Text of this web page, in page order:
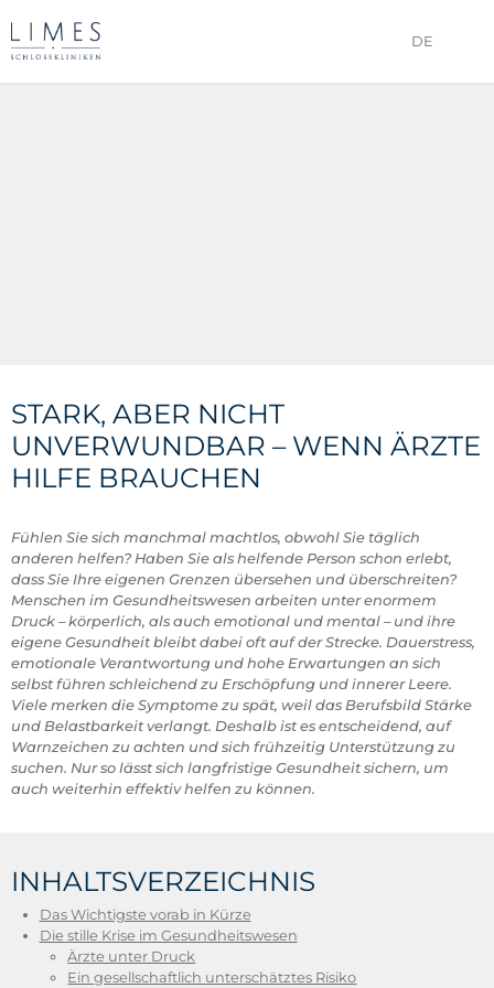
DE
STARK, ABER NICHT
UNVERWUNDBAR – WENN ÄRZTE
HILFE BRAUCHEN
Fühlen Sie sich manchmal machtlos, obwohl Sie täglich
anderen helfen? Haben Sie als helfende Person schon erlebt,
dass Sie Ihre eigenen Grenzen übersehen und überschreiten?
Menschen im Gesundheitswesen arbeiten unter enormem
Druck – körperlich, als auch emotional und mental – und ihre
eigene Gesundheit bleibt dabei oft auf der Strecke. Dauerstress,
emotionale Verantwortung und hohe Erwartungen an sich
selbst führen schleichend zu Erschöpfung und innerer Leere.
Viele merken die Symptome zu spät, weil das Berufsbild Stärke
und Belastbarkeit verlangt. Deshalb ist es entscheidend, auf
Warnzeichen zu achten und sich frühzeitig Unterstützung zu
suchen. Nur so lässt sich langfristige Gesundheit sichern, um
auch weiterhin effektiv helfen zu können.
INHALTSVERZEICHNIS
Das Wichtigste vorab in Kürze
Die stille Krise im Gesundheitswesen
Ärzte unter Druck
Ein gesellschaftlich unterschätztes Risiko